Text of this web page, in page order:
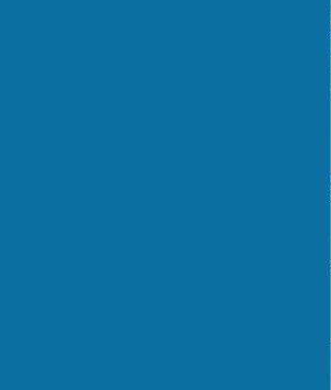
Внутрішнє убранство храму
Східно-
сформувала унікальні традиції
століття. Храмове мистецтво
екологічні матеріали. Хіба може
Під час
православного храму
канонічним вимогам і
Стилі та традиції